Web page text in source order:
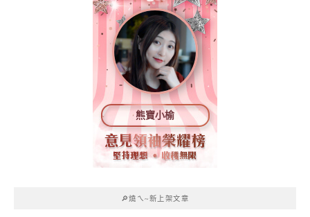
熊寶小榆
🔎燒ㄟ~新上架文章